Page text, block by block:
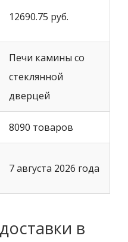
12690.75 руб.
Печи камины со
стеклянной
дверцей
8090 товаров
7 августа 2026 года
в